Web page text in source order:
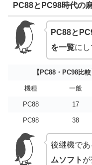
PC88とPC98時代の
PC88と
を一覧にし
【PC88・PC98比
機種 一般
PC88 17
PC98 38
後継機であ
ムソフト